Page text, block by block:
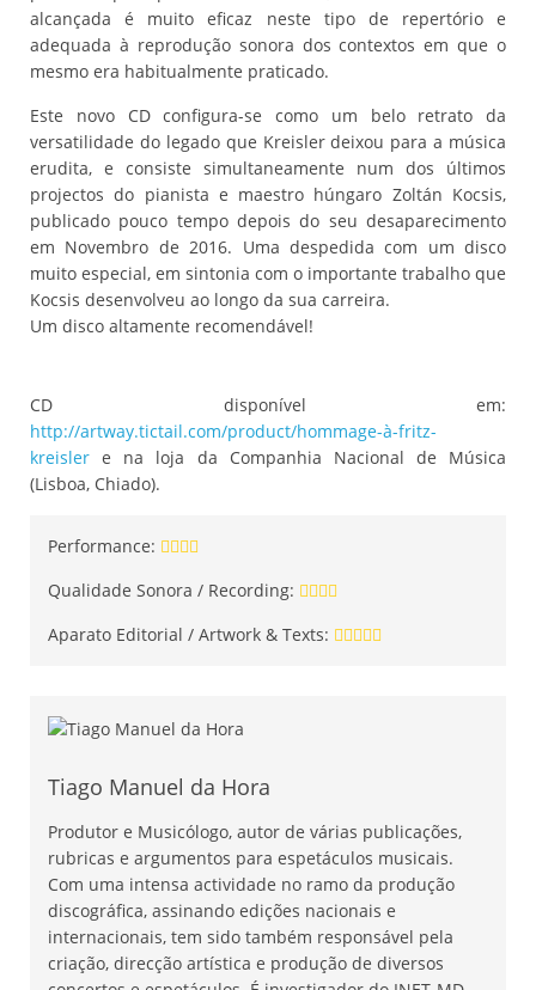
alcançada é muito eficaz neste tipo de repertório e
adequada à reprodução sonora dos contextos em que o
mesmo era habitualmente praticado.
Este novo CD configura-se como um belo retrato da
versatilidade do legado que Kreisler deixou para a música
erudita, e consiste simultaneamente num dos últimos
projectos do pianista e maestro húngaro Zoltán Kocsis,
publicado pouco tempo depois do seu desaparecimento
em Novembro de 2016. Uma despedida com um disco
muito especial, em sintonia com o importante trabalho que
Kocsis desenvolveu ao longo da sua carreira.
Um disco altamente recomendável!
CD disponível em:
http://artway.tictail.com/product/hommage-à-fritz-
kreisler e na loja da Companhia Nacional de Música
(Lisboa, Chiado).
Performance:
Qualidade Sonora / Recording:
Aparato Editorial / Artwork & Texts:
Tiago Manuel da Hora
Produtor e Musicólogo, autor de várias publicações,
rubricas e argumentos para espetáculos musicais.
Com uma intensa actividade no ramo da produção
discográfica, assinando edições nacionais e
internacionais, tem sido também responsável pela
criação, direcção artística e produção de diversos